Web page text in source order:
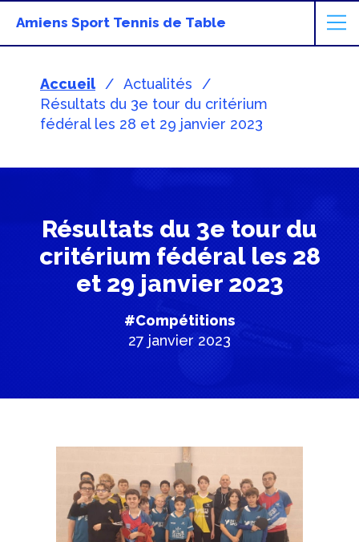
Amiens Sport Tennis de Table
Accueil
Actualités
Résultats du 3e tour du critérium
fédéral les 28 et 29 janvier 2023
Résultats du 3e tour du
critérium fédéral les 28
et 29 janvier 2023
#Compétitions
27 janvier 2023